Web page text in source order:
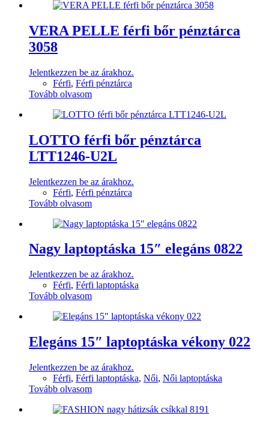
VERA PELLE férfi bőr pénztárca
3058
Jelentkezzen be az árakhoz.
Férfi, Férfi pénztárca
Tovább olvasom
LOTTO férfi bőr pénztárca
LTT1246-U2L
Jelentkezzen be az árakhoz.
Férfi, Férfi pénztárca
Tovább olvasom
Nagy laptoptáska 15″ elegáns 0822
Jelentkezzen be az árakhoz.
Férfi, Férfi laptoptáska
Tovább olvasom
Elegáns 15″ laptoptáska vékony 022
Jelentkezzen be az árakhoz.
Férfi, Férfi laptoptáska, Női, Női laptoptáska
Tovább olvasom